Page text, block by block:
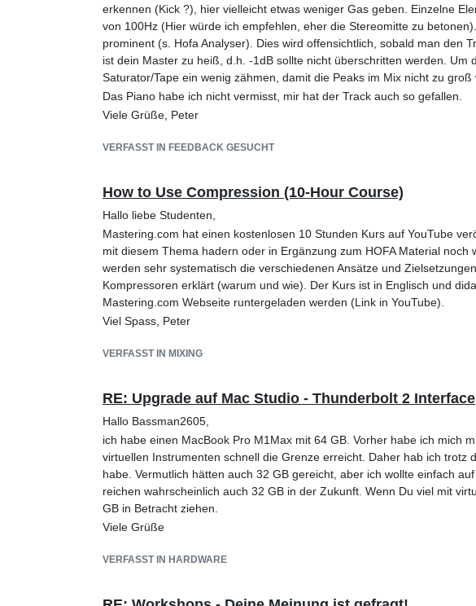
erkennen (Kick ?), hier vielleicht etwas weniger Gas geben. Einzelne
von 100Hz (Hier würde ich empfehlen, eher die Stereomitte zu
prominent (s. Hofa Analyser). Dies wird offensichtlich, sobald man den
ist dein Master zu heiß, d.h. -1dB sollte nicht überschritten werden.
Saturator/Tape ein wenig zähmen, damit die Peaks im Mix nicht zu groß
Das Piano habe ich nicht vermisst, mir hat der Track auch so gefallen.
Viele Grüße, Peter
VERFASST IN FEEDBACK GESUCHT
How to Use Compression (10-Hour Course)
Hallo liebe Studenten,
Mastering.com hat einen kostenlosen 10 Stunden Kurs auf YouTube
mit diesem Thema hadern oder in Ergänzung zum HOFA Material
werden sehr systematisch die verschiedenen Ansätze und
Kompressoren erklärt (warum und wie). Der Kurs ist in Englisch und
Mastering.com Webseite runtergeladen werden (Link in YouTube).
Viel Spass, Peter
VERFASST IN MIXING
RE: Upgrade auf Mac Studio - Thunderbolt 2 Interface
Hallo Bassman2605,
ich habe einen MacBook Pro M1Max mit 64 GB. Vorher habe ich mich
virtuellen Instrumenten schnell die Grenze erreicht. Daher hab ich
habe. Vermutlich hätten auch 32 GB gereicht, aber ich wollte einfach
reichen wahrscheinlich auch 32 GB in der Zukunft. Wenn Du viel mit
GB in Betracht ziehen.
Viele Grüße
VERFASST IN HARDWARE